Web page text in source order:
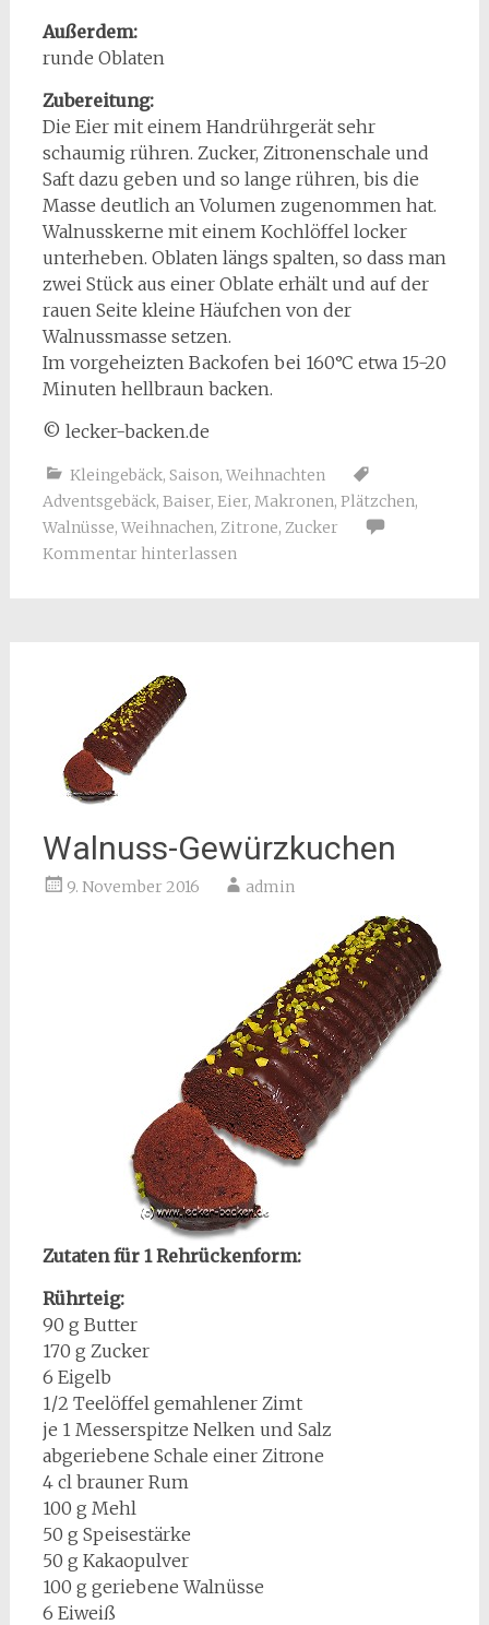
Außerdem:
runde Oblaten
Zubereitung:
Die Eier mit einem Handrührgerät sehr
schaumig rühren. Zucker, Zitronenschale und
Saft dazu geben und so lange rühren, bis die
Masse deutlich an Volumen zugenommen hat.
Walnusskerne mit einem Kochlöffel locker
unterheben. Oblaten längs spalten, so dass man
zwei Stück aus einer Oblate erhält und auf der
rauen Seite kleine Häufchen von der
Walnussmasse setzen.
Im vorgeheizten Backofen bei 160°C etwa 15-20
Minuten hellbraun backen.
© lecker-backen.de
Kleingebäck, Saison, Weihnachten
Adventsgebäck, Baiser, Eier, Makronen, Plätzchen,
Walnüsse, Weihnachen, Zitrone, Zucker
Kommentar hinterlassen
Walnuss-Gewürzkuchen
9. November 2016 admin
Zutaten für 1 Rehrückenform:
Rührteig:
90 g Butter
170 g Zucker
6 Eigelb
1/2 Teelöffel gemahlener Zimt
je 1 Messerspitze Nelken und Salz
abgeriebene Schale einer Zitrone
4 cl brauner Rum
100 g Mehl
50 g Speisestärke
50 g Kakaopulver
100 g geriebene Walnüsse
6 Eiweiß